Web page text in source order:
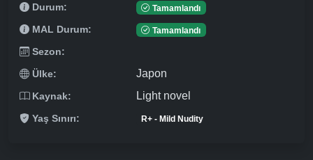
Durum: Tamamlandı
MAL Durum: Tamamlandı
Sezon:
Ülke:
Japon
Kaynak: Light novel
Yaş Sınırı: R+ - Mild Nudity